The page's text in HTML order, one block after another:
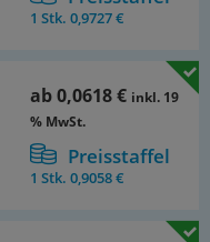
1 Stk.0,9727 €
ab0,0618 € inkl. 19
% MwSt.
Preisstaffel
1 Stk.0,9058 €